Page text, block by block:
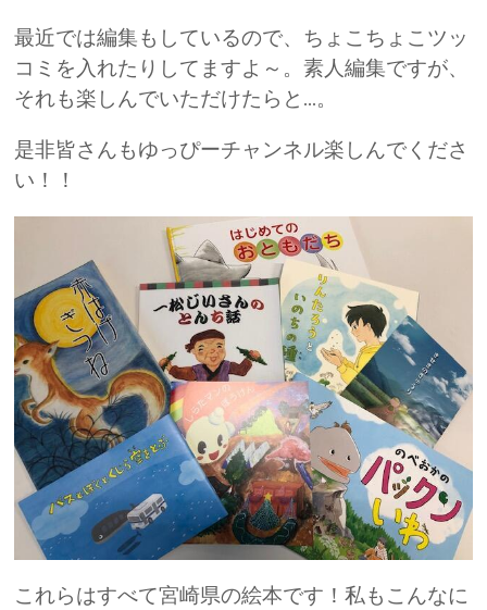
最近では編集もしているので、ちょこちょこツッ
コミを入れたりしてますよ～。素人編集ですが、
それも楽しんでいただけたらと...。
是非皆さんもゆっぴーチャンネル楽しんでくださ
い！！
これらはすべて宮崎県の絵本です！私もこんなに